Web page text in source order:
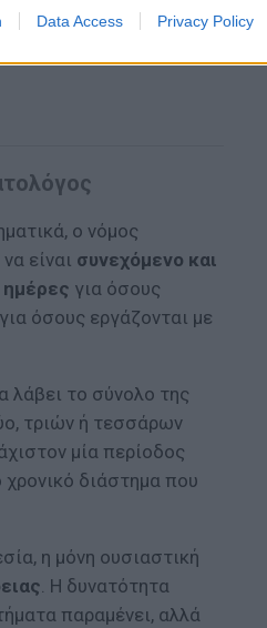
Data Access Privacy Policy
ο νόμος
είναι συνεχόμενο και
ημέρες για όσους
όσους εργάζονται με
λάβει το σύνολο της
τριών ή τεσσάρων
μία περίοδος
διάστημα που
η μόνη ουσιαστική
. Η δυνατότητα
παραμένει, αλλά